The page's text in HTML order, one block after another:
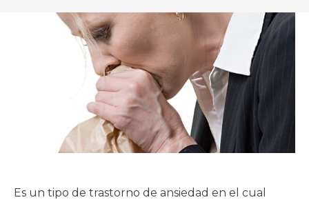
Es un tipo de trastorno de ansiedad en el cual